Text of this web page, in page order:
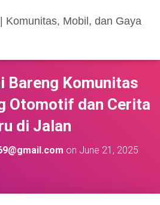
Komunitas, Mobil, dan Gaya
Bareng Komunitas
Otomotif dan Cerita
di Jalan
on June 21, 2025